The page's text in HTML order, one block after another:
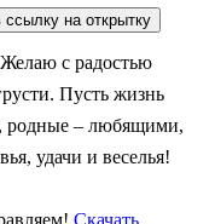
ссылку на открытку
с радостью
Пусть жизнь
родные – любящими,
удачи и веселья!
Скачать